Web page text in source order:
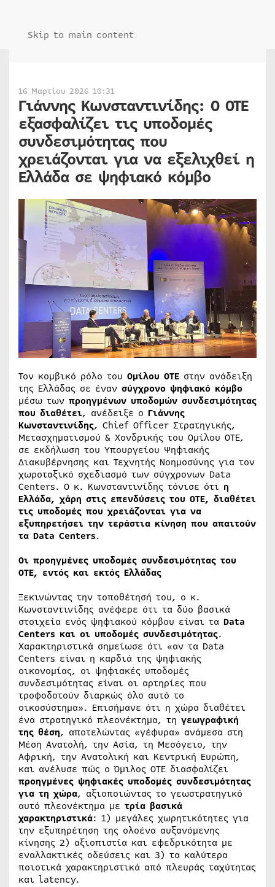
Skip to main content
16 Μαρτίου 2026 10:31
Γιάννης Κωνσταντινίδης: Ο ΟΤΕ
εξασφαλίζει τις υποδομές
συνδεσιμότητας που
χρειάζονται για να εξελιχθεί η
Ελλάδα σε ψηφιακό κόμβο
Τον κομβικό ρόλο του Ομίλου ΟΤΕ στην ανάδειξη
της Ελλάδας σε έναν σύγχρονο ψηφιακό κόμβο
μέσω των προηγμένων υποδομών συνδεσιμότητας
που διαθέτει, ανέδειξε ο Γιάννης
Κωνσταντινίδης, Chief Officer Στρατηγικής,
Μετασχηματισμού & Χονδρικής του Ομίλου ΟΤΕ,
σε εκδήλωση του Υπουργείου Ψηφιακής
Διακυβέρνησης και Τεχνητής Νοημοσύνης για τον
χωροταξικό σχεδιασμό των σύγχρονων Data
Centers. Ο κ. Κωνσταντινίδης τόνισε ότι η
Ελλάδα, χάρη στις επενδύσεις του ΟΤΕ, διαθέτει
τις υποδομές που χρειάζονται για να
εξυπηρετήσει την τεράστια κίνηση που απαιτούν
τα Data Centers.
Οι προηγμένες υποδομές συνδεσιμότητας του
ΟΤΕ, εντός και εκτός Ελλάδας
Ξεκινώντας την τοποθέτησή του, ο κ.
Κωνσταντινίδης ανέφερε ότι τα δύο βασικά
στοιχεία ενός ψηφιακού κόμβου είναι τα Data
Centers και οι υποδομές συνδεσιμότητας.
Χαρακτηριστικά σημείωσε ότι «αν τα Data
Centers είναι η καρδιά της ψηφιακής
οικονομίας, οι ψηφιακές υποδομές
συνδεσιμότητας είναι οι αρτηρίες που
τροφοδοτούν διαρκώς όλο αυτό το
οικοσύστημα». Επισήμανε ότι η χώρα διαθέτει
ένα στρατηγικό πλεονέκτημα, τη γεωγραφική
της θέση, αποτελώντας «γέφυρα» ανάμεσα στη
Μέση Ανατολή, την Ασία, τη Μεσόγειο, την
Αφρική, την Ανατολική και Κεντρική Ευρώπη,
και ανέλυσε πώς ο Όμιλος ΟΤΕ διασφαλίζει
προηγμένες ψηφιακές υποδομές συνδεσιμότητας
για τη χώρα, αξιοποιώντας το γεωστρατηγικό
αυτό πλεονέκτημα με τρία βασικά
χαρακτηριστικά: 1) μεγάλες χωρητικότητες για
την εξυπηρέτηση της ολοένα αυξανόμενης
κίνησης 2) αξιοπιστία και εφεδρικότητα με
εναλλακτικές οδεύσεις και 3) τα καλύτερα
ποιοτικά χαρακτηριστικά από πλευράς ταχύτητας
και latency.